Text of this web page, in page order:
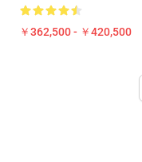
￥362,500 - ￥420,500